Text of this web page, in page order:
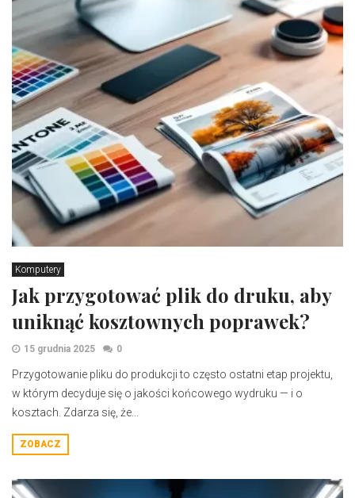
Komputery
Jak przygotować plik do druku, aby
uniknąć kosztownych poprawek?
15 grudnia 2025 0
Przygotowanie pliku do produkcji to często ostatni etap projektu,
w którym decyduje się o jakości końcowego wydruku — i o
kosztach. Zdarza się, że...
ZOBACZ